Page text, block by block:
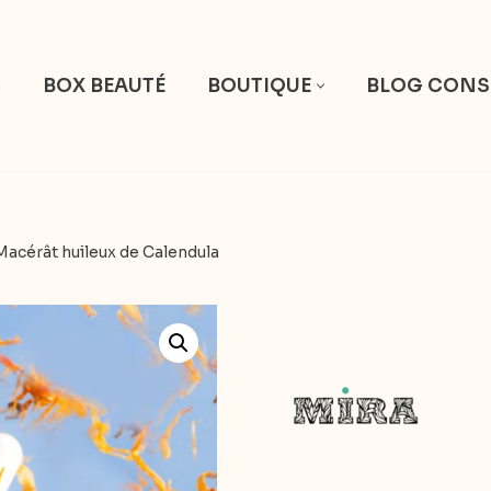
BOX BEAUTÉ BOUTIQUE BLOG
huileux de Calendula